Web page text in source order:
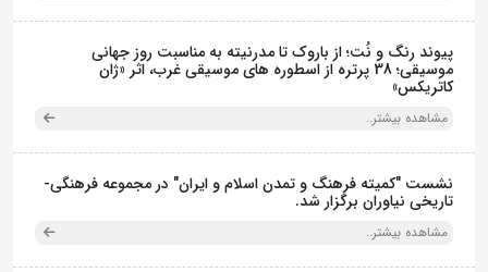
پیوند رنگ و نُت؛ از باروک تا مدرنیته به مناسبت روز جهانی
موسیقی؛ 38 پرتره از اسطوره های موسیقی غرب، اثر «ژان
کاتریکس»
مشاهده بیشتر..
نشست "کمیته فرهنگ و تمدن اسلام و ایران" در مجموعه فرهنگی‌-
تاریخی نیاوران برگزار شد.
مشاهده بیشتر..